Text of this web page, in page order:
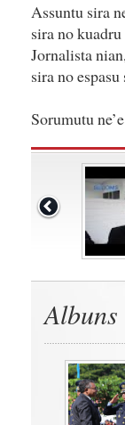
Assuntu sira
sira no
Jornalista
sira no
Sorumutu
Albuns